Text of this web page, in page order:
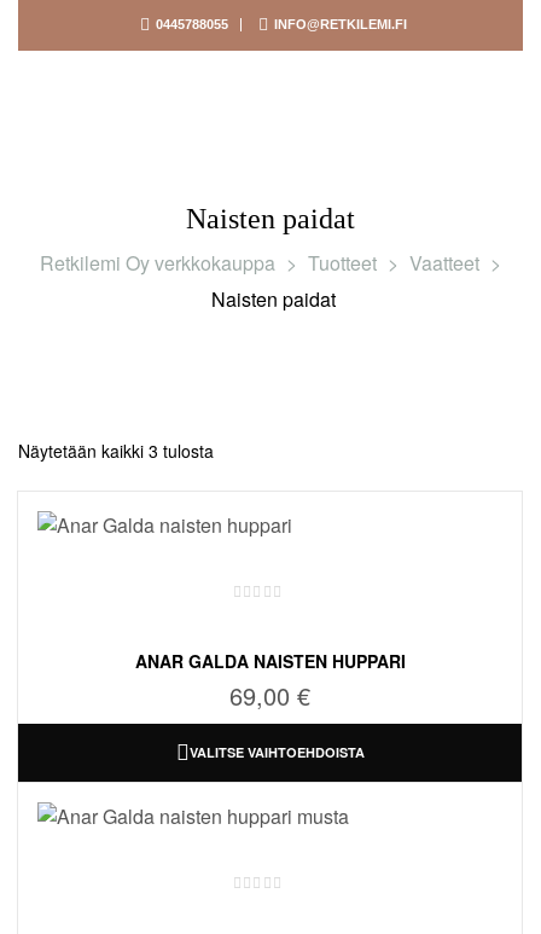
0445788055 INFO@RETKILEMI.FI
Naisten paidat
Retkilemi Oy verkkokauppa > Tuotteet > Vaatteet >
Naisten paidat
Näytetään kaikki 3 tulosta
ANAR GALDA NAISTEN HUPPARI
69,00 €
VALITSE VAIHTOEHDOISTA